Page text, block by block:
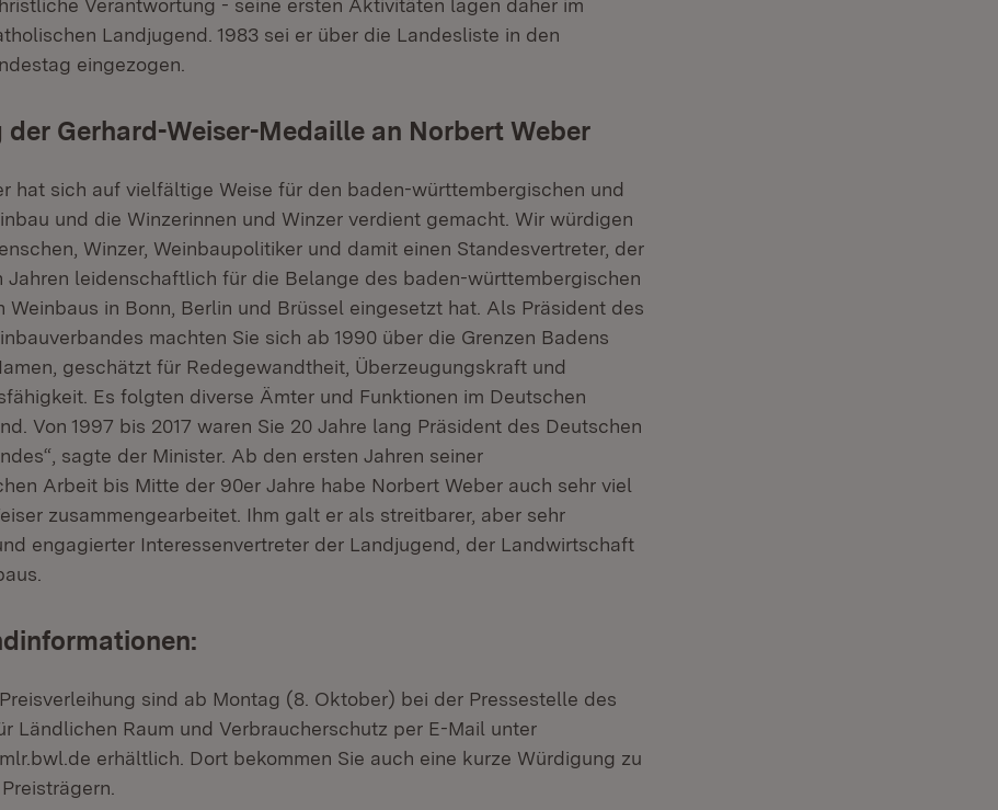
Verantwortung - seine ersten Aktivitäten lagen daher im
Landjugend. 1983 sei er über die Landesliste in den
eingezogen.
der Gerhard-Weiser-Medaille an Norbert Weber
hat sich auf vielfältige Weise für den baden-württembergischen und
und die Winzerinnen und Winzer verdient gemacht. Wir würdigen
Winzer, Weinbaupolitiker und damit einen Standesvertreter, der
Jahren leidenschaftlich für die Belange des baden-württembergischen
Weinbaus in Bonn, Berlin und Brüssel eingesetzt hat. Als Präsident des
machten Sie sich ab 1990 über die Grenzen Badens
geschätzt für Redegewandtheit, Überzeugungskraft und
Es folgten diverse Ämter und Funktionen im Deutschen
Von 1997 bis 2017 waren Sie 20 Jahre lang Präsident des Deutschen
sagte der Minister. Ab den ersten Jahren seiner
Arbeit bis Mitte der 90er Jahre habe Norbert Weber auch sehr viel
zusammengearbeitet. Ihm galt er als streitbarer, aber sehr
engagierter Interessenvertreter der Landjugend, der Landwirtschaft
sind ab Montag (8. Oktober) bei der Pressestelle des
Ländlichen Raum und Verbraucherschutz per E-Mail unter
erhältlich. Dort bekommen Sie auch eine kurze Würdigung zu